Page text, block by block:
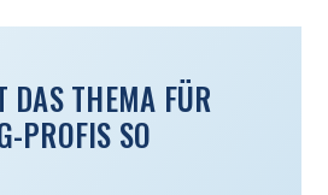
DAS THEMA FÜR
PROFIS SO